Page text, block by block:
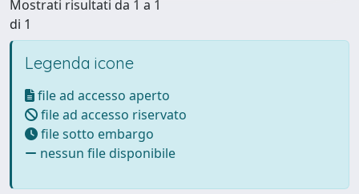
Mostrati risultati da 1 a 1
di 1
Legenda icone
file ad accesso aperto
file ad accesso riservato
file sotto embargo
nessun file disponibile